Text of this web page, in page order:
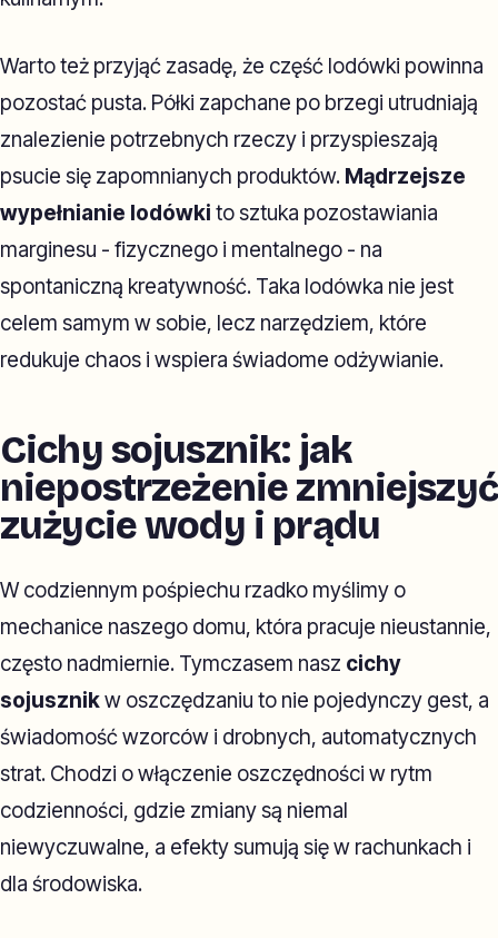
Warto też przyjąć zasadę, że część lodówki powinna
pozostać pusta. Półki zapchane po brzegi utrudniają
znalezienie potrzebnych rzeczy i przyspieszają
psucie się zapomnianych produktów. Mądrzejsze
wypełnianie lodówki to sztuka pozostawiania
marginesu - fizycznego i mentalnego - na
spontaniczną kreatywność. Taka lodówka nie jest
celem samym w sobie, lecz narzędziem, które
redukuje chaos i wspiera świadome odżywianie.
Cichy sojusznik: jak
niepostrzeżenie zmniejszyć
zużycie wody i prądu
W codziennym pośpiechu rzadko myślimy o
mechanice naszego domu, która pracuje nieustannie,
często nadmiernie. Tymczasem nasz cichy
sojusznikw oszczędzaniu to nie pojedynczy gest, a
świadomość wzorców i drobnych, automatycznych
strat. Chodzi o włączenie oszczędności w rytm
codzienności, gdzie zmiany są niemal
niewyczuwalne, a efekty sumują się w rachunkach i
dla środowiska.